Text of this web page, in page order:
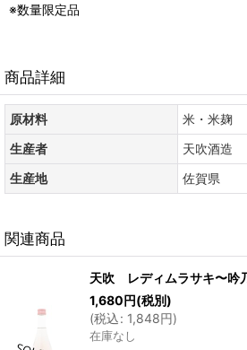
※数量限定品
商品詳細
原材料
米・米麹
生産者
天吹酒造
生産地
佐賀県
関連商品
天吹 レディムラサキ〜
1,680円(税別)
(税込: 1,848円)
在庫なし